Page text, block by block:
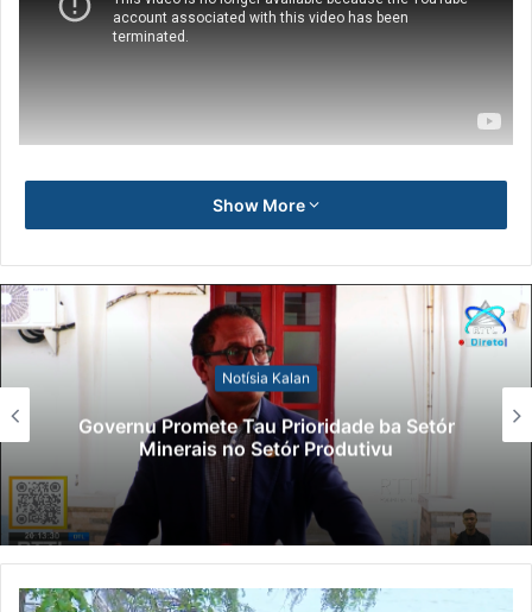
Show More
Notísia Kalan
Governu Promete Tau Prioridade ba Setór
Minerais no Setór Produtivu